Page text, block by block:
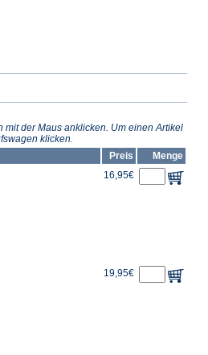
der Maus anklicken. Um einen Artikel
klicken.
Preis
Menge
16,95€
19,95€